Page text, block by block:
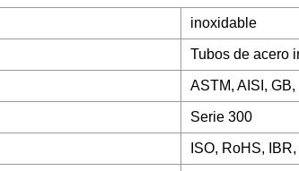
inoxidable
Tubos de acero
ASTM, AISI, GB,
Serie 300
ISO, RoHS,